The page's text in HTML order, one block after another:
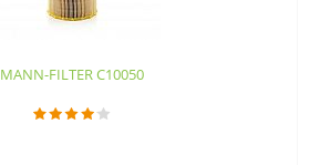
MANN-FILTER C10050